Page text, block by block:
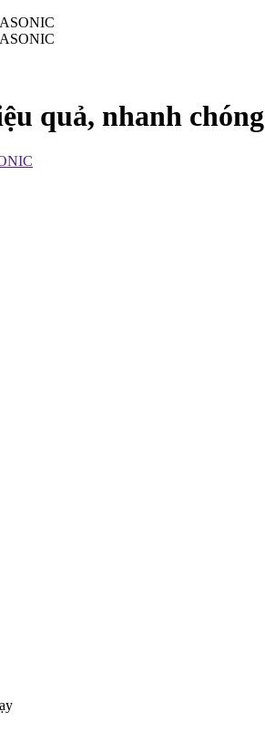
quả, nhanh chóng